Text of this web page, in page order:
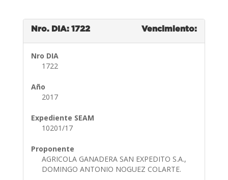
Nro. DIA: 1722 Vencimiento:
Nro DIA
1722
Año
2017
Expediente SEAM
10201/17
Proponente
AGRICOLA GANADERA SAN EXPEDITO S.A.,
DOMINGO ANTONIO NOGUEZ COLARTE.